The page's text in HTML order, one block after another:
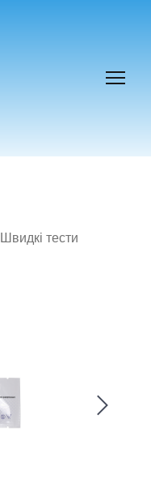
Швидкі тести